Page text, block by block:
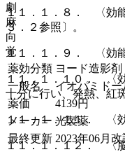
１１．１．８． 〈効
３．２参照〕。
１１．１．９． 〈効
１１．１．１０． 〈
十分に行い、発熱、紅
１１．１．１１． 〈
１１．１．１２． 〈
劇
麻
向
覚
薬効分類 ヨード造影剤
一般名
イオパミドー
薬価
4139円
メーカー 光製薬
最終更新 2023年06月